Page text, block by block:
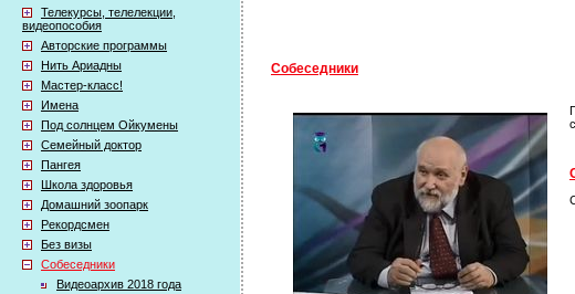
Телекурсы, телелекции,
видеопособия
Авторские программы
Нить Ариадны
Мастер-класс!
Имена
Под солнцем Ойкумены
Семейный доктор
Пангея
Школа здоровья
Домашний зоопарк
Рекордсмен
Без визы
Собеседники
Видеоархив 2018 года
Собеседники